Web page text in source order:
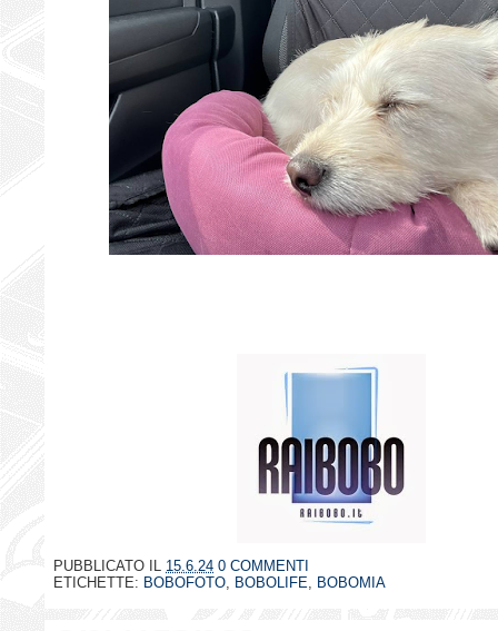
PUBBLICATO IL 15.6.24 0 COMMENTI
ETICHETTE: BOBOFOTO, BOBOLIFE, BOBOMIA